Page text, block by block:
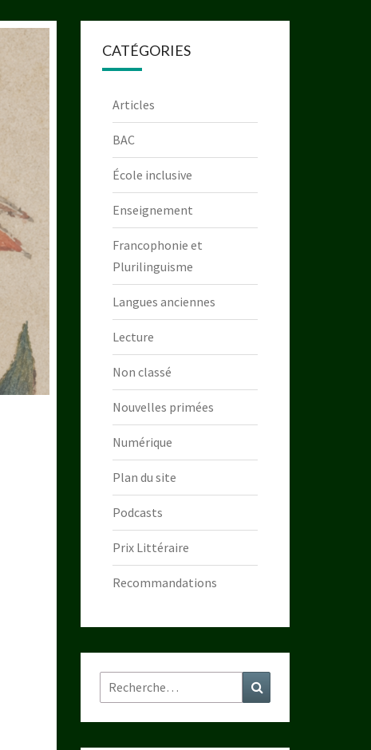
CATÉGORIES
Articles
BAC
École inclusive
Enseignement
Francophonie et
Plurilinguisme
Langues anciennes
Lecture
Non classé
Nouvelles primées
Numérique
Plan du site
Podcasts
Prix Littéraire
Recommandations
Rechercher :